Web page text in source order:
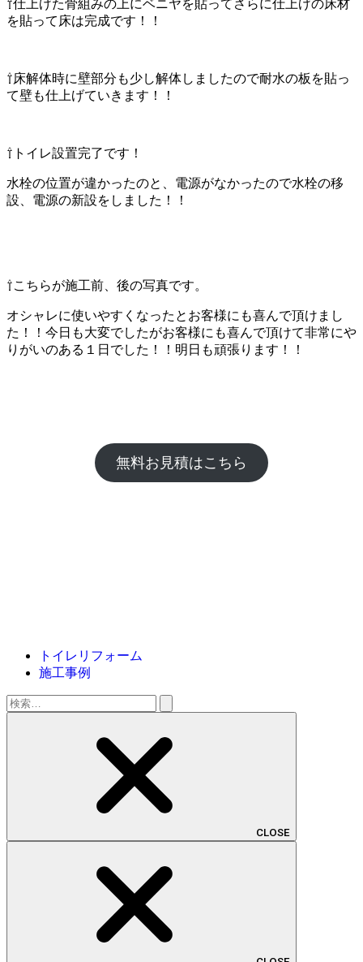
⇧仕上げた骨組みの上にベニヤを貼ってさらに仕上げの床材
を貼って床は完成です！！
⇧床解体時に壁部分も少し解体しましたので耐水の板を貼っ
て壁も仕上げていきます！！
⇧トイレ設置完了です！
水栓の位置が違かったのと、電源がなかったので水栓の移
設、電源の新設をしました！！
⇧こちらが施工前、後の写真です。
オシャレに使いやすくなったとお客様にも喜んで頂けまし
た！！今日も大変でしたがお客様にも喜んで頂けて非常にや
りがいのある１日でした！！明日も頑張ります！！
無料お見積はこちら
トイレリフォーム
施工事例
検
索:
CLOSE